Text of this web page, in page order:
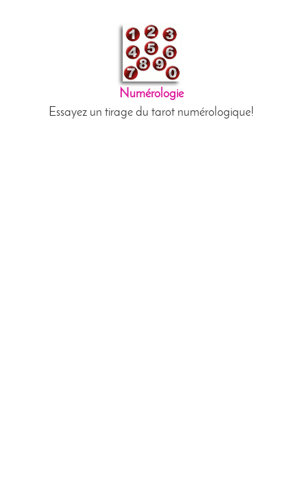
Numérologie
Essayez un tirage du tarot numérologique!